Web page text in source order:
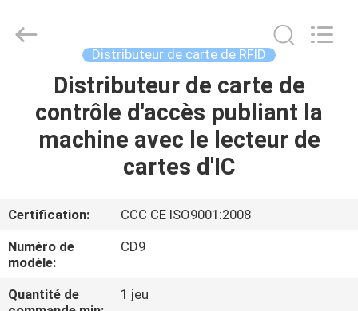
MAISON
PRODUITS
SUJET
DE
NOUS
Reader
Online
Distributeur de carte de RFID
Distributeur de carte de
contrôle d'accès publiant la
machine avec le lecteur de
cartes d'IC
Certification:
CCC CE ISO9001:2008
Numéro de
modèle:
CD9
Quantité de
1 jeu